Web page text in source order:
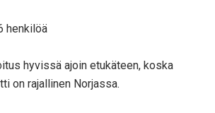
henkilöä
hyvissä ajoin etukäteen, koska
on rajallinen Norjassa.